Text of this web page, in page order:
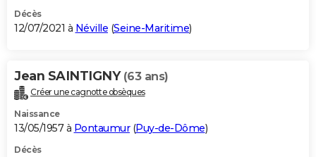
Décès
12/07/2021 à Néville (Seine-Maritime)
Jean SAINTIGNY (63 ans)
Créer une cagnotte obsèques
Naissance
13/05/1957 à Pontaumur(Puy-de-Dôme)
Décès